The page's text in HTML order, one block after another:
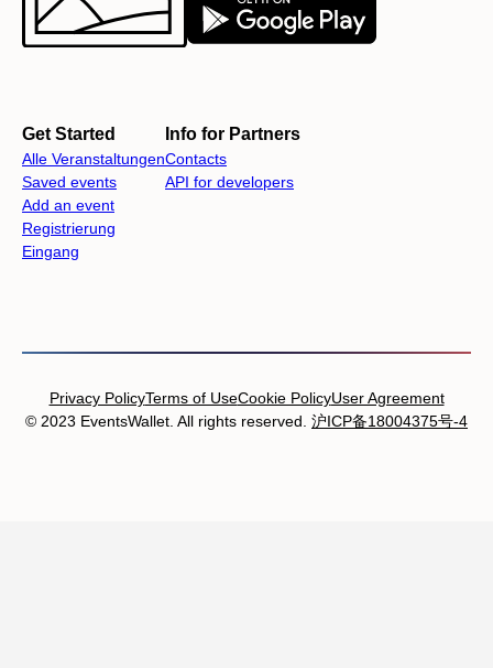
Get Started
Alle Veranstaltungen
Saved events
Add an event
Registrierung
Eingang
Info for Partners
Contacts
API for developers
© 2023 EventsWallet. All rights reserved. 沪ICP备18004375号-4
Privacy PolicyTerms of UseCookie PolicyUser Agreement